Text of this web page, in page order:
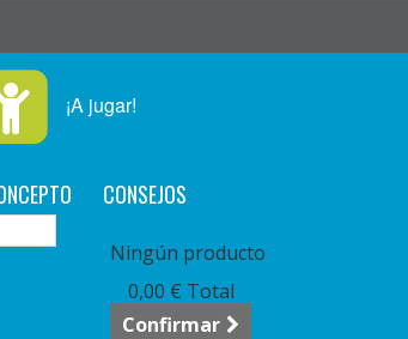
¡A jugar!
CONSEJOS
Ningún producto
0,00 € Total
Confirmar